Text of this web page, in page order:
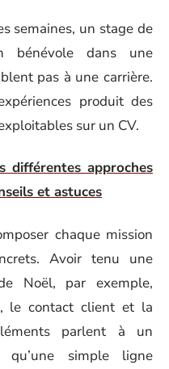
semaines, un stage de
bénévole dans une
pas à une carrière.
produit des
sur un CV.
différentes approches
et astuces
chaque mission
Avoir tenu une
Noël, par exemple,
le contact client et la
parlent à un
qu’une simple ligne